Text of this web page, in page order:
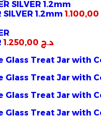
SILVER 1.2mm
د.ج